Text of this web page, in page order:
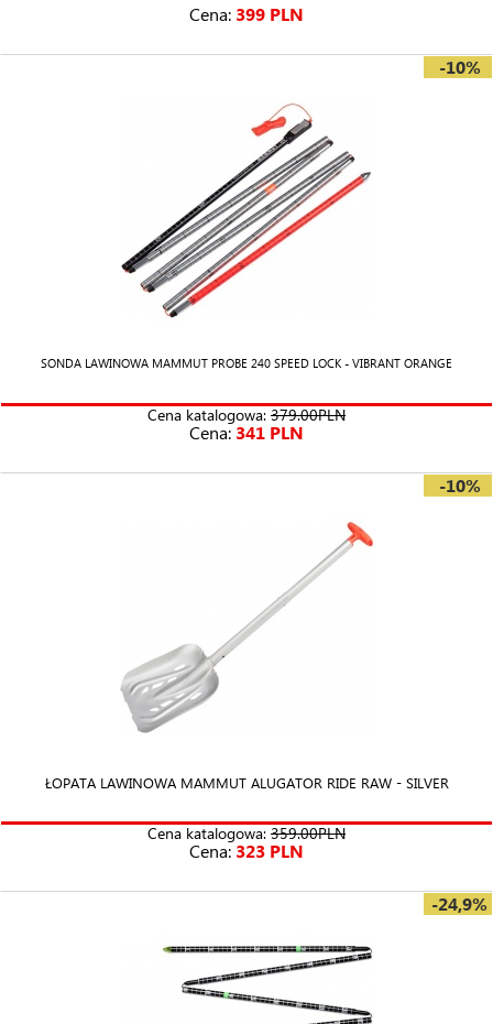
Cena: 399 PLN
-10%
SONDA LAWINOWA MAMMUT PROBE 240 SPEED LOCK - VIBRANT ORANGE
Cena katalogowa: 379.00PLN
Cena: 341 PLN
-10%
ŁOPATA LAWINOWA MAMMUT ALUGATOR RIDE RAW - SILVER
Cena katalogowa: 359.00PLN
Cena: 323 PLN
-24,9%